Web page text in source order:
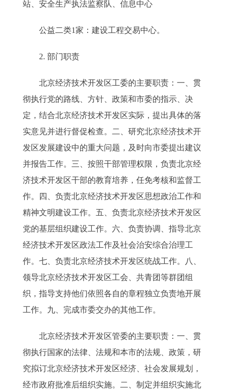
站、安全生产执法监察队、信息中心
公益二类1家：建设工程交易中心。
2. 部门职责
北京经济技术开发区工委的主要职责：一、贯
彻执行党的路线、方针、政策和市委的指示、决
定，结合北京经济技术开发区实际，提出具体的落
实意见并进行督促检查。二、研究北京经济技术开
发区发展建设中的重大问题，及时向市委提出建议
并报告工作。三、按照干部管理权限，负责北京经
济技术开发区干部的教育培养，任免考核和监督工
作。四、负责北京经济技术开发区思想政治工作和
精神文明建设工作。五、负责北京经济技术开发区
党的基层组织建设工作。六、负责协调、指导北京
经济技术开发区政法工作及社会治安综合治理工
作。七、负责北京经济技术开发区统战工作。八、
领导北京经济技术开发区工会、共青团等群团组
织，指导支持他们依照各自的章程独立负责地开展
工作。九、完成市委交办的其他工作。
北京经济技术开发区管委的主要职责：一、贯
彻执行国家的法律、法规和本市的法规、政策，研
究拟订北京经济技术开发区经济、社会发展规划，
经市政府批准后组织实施。二、制定并组织实施北